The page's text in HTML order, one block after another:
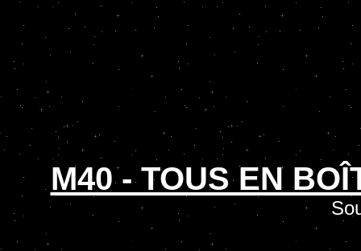
M40 - TOUS EN